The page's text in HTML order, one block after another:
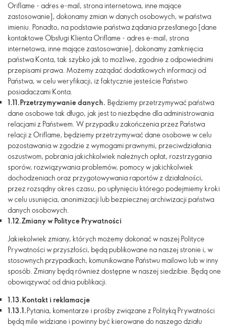
Oriflame - adres e-mail, strona internetowa, inne mające
zastosowanie], dokonamy zmian w danych osobowych, w państwa
imieniu. Ponadto, na podstawie państwa żądania przesłanego [dane
kontaktowe Obsługi Klienta Oriflame - adres e-mail, strona
internetowa, inne mające zastosowanie], dokonamy zamknięcia
państwa Konta, tak szybko jak to możliwe, zgodnie z odpowiednimi
przepisami prawa. Możemy zażądać dodatkowych informacji od
Państwa, w celu weryfikacji, iż faktycznie jesteście Państwo
posiadaczami Konta.
1.11.Przetrzymywanie danych. Będziemy przetrzymywać państwa
dane osobowe tak długo, jak jest to niezbędne dla administrowania
relacjami z Państwem. W przypadku zakończenia przez Państwa
relacji z Oriflame, będziemy przetrzymywać dane osobowe w celu
pozostawania w zgodzie z wymogami prawnymi, przeciwdziałania
oszustwom, pobrania jakichkolwiek należnych opłat, rozstrzygania
sporów, rozwiązywania problemów, pomocy w jakichkolwiek
dochodzeniach oraz przygotowywania raportów z działalności,
przez rozsądny okres czasu, po upłynięciu którego podejmiemy kroki
w celu usunięcia, anonimizacji lub bezpiecznej archiwizacji państwa
danych osobowych.
1.12.Zmiany w Polityce Prywatności
Jakiekolwiek zmiany, których możemy dokonać w naszej Polityce
Prywatności w przyszłości, będą publikowane na naszej stronie i, w
stosownych przypadkach, komunikowane Państwu mailowo lub w inny
sposób. Zmiany będą również dostępne w naszej siedzibie. Będą one
obowiązywać od dnia publikacji.
1.13.Kontakt i reklamacje
1.13.1.Pytania, komentarze i prośby związane z Polityką Prywatności
będą mile widziane i powinny być kierowane do naszego działu